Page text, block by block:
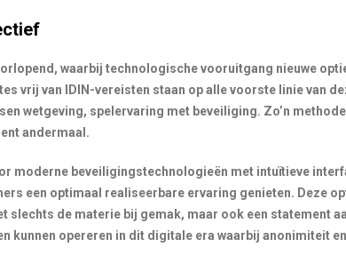
waarbij technologische vooruitgang nieuwe
vrij van IDIN-vereisten staan op alle voorste linie van
wetgeving, spelervaring met beveiliging. Zo’n
andermaal.
moderne beveiligingstechnologieën met intuïtieve
een optimaal realiseerbare ervaring genieten. Deze
slechts de materie bij gemak, maar ook een statement
kunnen opereren in dit digitale era waarbij anonimiteit